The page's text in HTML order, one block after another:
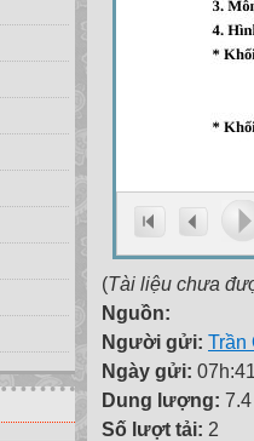
(Tài liệu chưa
Nguồn:
Người gửi: Trần
Ngày gửi:
Dung lượng:
Số lượt tải: 2